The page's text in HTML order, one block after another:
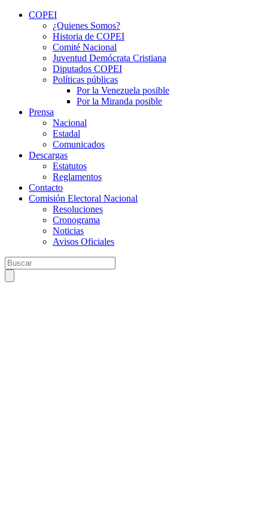
COPEI
¿Quienes Somos?
Historia de COPEI
Comité Nacional
Juventud Demócrata Cristiana
Diputados COPEI
Políticas públicas
Por la Venezuela posible
Por la Miranda posible
Prensa
Nacional
Estadal
Comunicados
Descargas
Estatutos
Reglamentos
Contacto
Comisión Electoral Nacional
Resoluciones
Cronograma
Noticias
Avisos Oficiales